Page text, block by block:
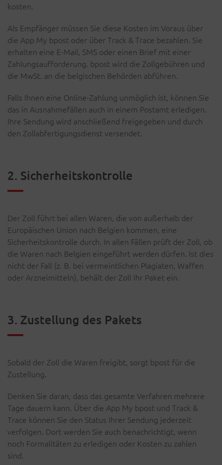
kosten.
Als Empfänger müssen Sie diese Kosten im Voraus über
die App My bpost oder über Track & Trace bezahlen. Sie
erhalten eine E-Mail, SMS oder einen Brief mit einer
Zahlungsaufforderung. bpost wird die Zollgebühren und
die MwSt. an die belgischen Behörden abführen.
Falls Ihnen eine Online-Zahlung unmöglich ist, können Sie
das in Ausnahmefällen auch in einem Postamt erledigen.
Ihre Sendung wird anschließend freigegeben und durch
den Zollabfertigungsdienst versendet.
2. Sicherheitskontrolle
Der Zoll führt bei allen Waren, die von außerhalb der
Europäischen Union nach Belgien kommen, eine
Sicherheitskontrolle durch. In allen Fällen prüft der Zoll, ob
die Waren nach Belgien eingeführt werden dürfen. Ist dies
nicht der Fall (z. B. bei vermeintlichen Plagiaten, Waffen
oder Arzneimitteln), behält der Zoll Ihr Paket ein.
3. Zustellung des Pakets
Sobald der Zoll die Waren freigibt, sorgt bpost für die
Zustellung.
Denken Sie daran, dass das gesamte Verfahren mehrere
Tage dauern kann. Über die App My bpost und Track &
Trace können Sie den Status Ihrer Sendung jederzeit
verfolgen. Dort werden Sie auch benachrichtigt, wenn
noch Formalitäten zu erledigen oder Kosten zu zahlen
sind.